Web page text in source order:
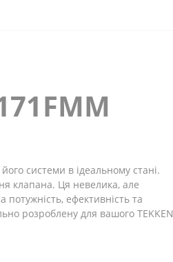
системи в ідеальному стані.
клапана. Ця невелика, але
ефективність та
розроблену для вашого TEKKEN